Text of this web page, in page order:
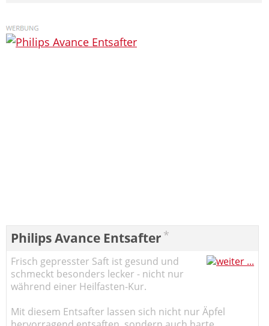
Philips Avance Entsafter *
Frisch gepresster Saft ist gesund und
schmeckt besonders lecker - nicht nur
während einer Heilfasten-Kur.
Mit diesem Entsafter lassen sich nicht nur Äpfel